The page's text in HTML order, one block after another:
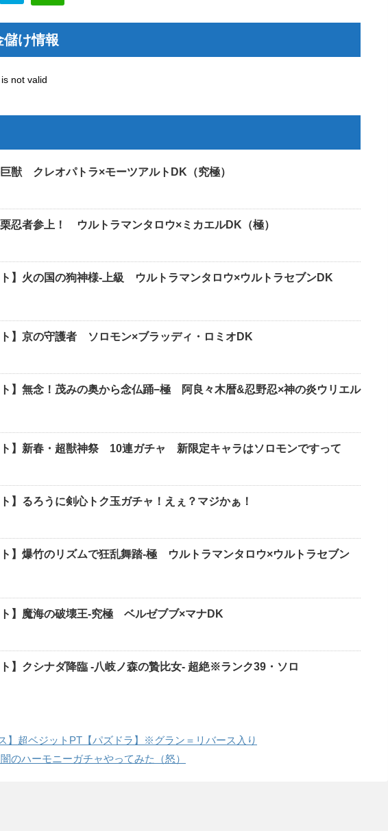
け情報
not valid
獣 クレオパトラ×モーツアルトDK（究極）
忍者参上！ ウルトラマンタロウ×ミカエルDK（極）
ト】火の国の狗神様-上級 ウルトラマンタロウ×ウルトラセブンDK
ト】京の守護者 ソロモン×ブラッディ・ロミオDK
ト】無念！茂みの奥から念仏踊−極 阿良々木暦&忍野忍×神の炎ウリエル
ト】新春・超獣神祭 10連ガチャ 新限定キャラはソロモンですって
ト】るろうに剣心トク玉ガチャ！えぇ？マジかぁ！
ト】爆竹のリズムで狂乱舞踏-極 ウルトラマンタロウ×ウルトラセブン
ト】魔海の破壊王-究極 ベルゼブブ×マナDK
ト】クシナダ降臨 -八岐ノ森の贄比女- 超絶※ランク39・ソロ
】超ベジットPT【パズドラ】※グラン＝リバース入り
のハーモニーガチャやってみた（怒）